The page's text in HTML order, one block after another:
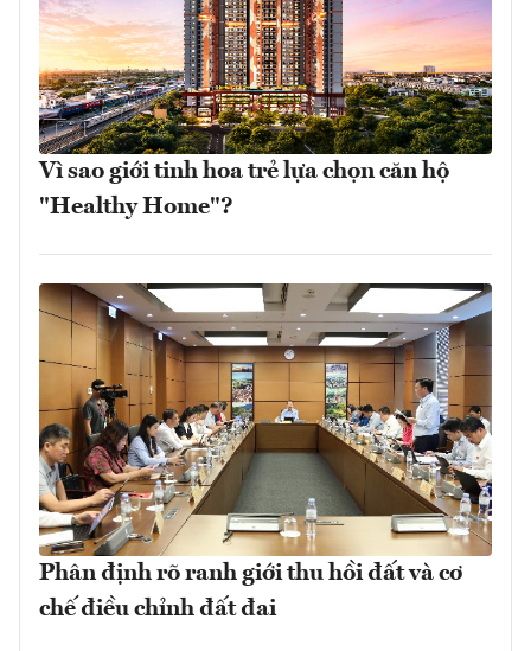
Vì sao giới tinh hoa trẻ lựa chọn căn hộ
"Healthy Home"?
Phân định rõ ranh giới thu hồi đất và cơ
chế điều chỉnh đất đai